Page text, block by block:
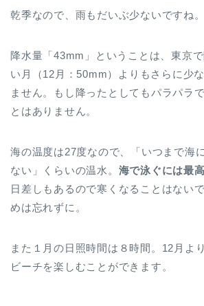
乾季なので、雨もだいぶ少ないですね。
降水量「43mm」ということは、東京
い月（12月：50mm）よりもさらに少
ません。もし降ったとしてもパラパラ
とはありません。
海の温度は27度なので、「いつまで海
ない」くらいの温水。 海で泳ぐには最
日差しもあるので寒くなることはない
めは忘れずに。
また１月の日照時間は８時間。12月よ
ビーチを楽しむことができます。